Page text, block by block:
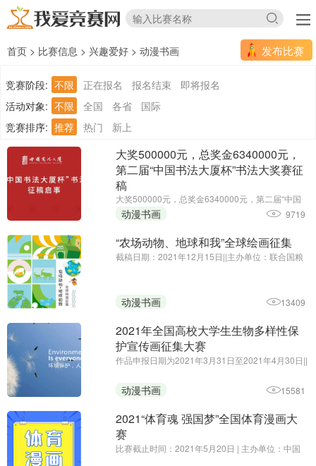
发布比赛
首页 > 比赛信息 > 兴趣爱好 > 动漫书画
竞赛阶段: 不限 正在报名 报名结束
即将报名
活动对象: 不限 全国 各省
国际
竞赛排序: 推荐 热门 新上
大奖500000元，总奖金6340000元，
第二届“中国书法大厦杯”书法大奖赛征
稿
大奖500000元，总奖金6340000元，第二届“中国
书法大厦杯”书法大奖赛征稿||征集截止时间延期
至：2025年6月30日||主办单位：中国书法大厦
动漫书画 9719
“农场动物、地球和我”全球绘画征集
截稿日期：2021年12月15日||主办单位：联合国粮
动漫书画 13409
2021年全国高校大学生生物多样性保
护宣传画征集大赛
作品申报日期为2021年3月31日至2021年4月30日||
物多样性日的主题为“呵护自然·有你有我”（We're
part of the solution），旨在提醒人们，生物多样性
动漫书画 15581
2021“体育魂 强国梦”全国体育漫画大
赛
比赛截止时间：2021年5月20日 | 主办单位：中国